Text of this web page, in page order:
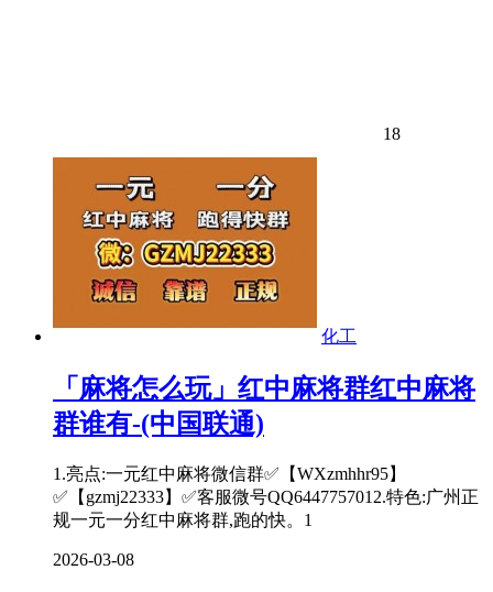
18
化工
「麻将怎么玩」红中麻将群红中麻将
群谁有-(中国联通)
1.亮点:一元红中麻将微信群✅【WXzmhhr95】
✅【gzmj22333】✅客服微号QQ6447757012.特色:广州正
规一元一分红中麻将群,跑的快。1
2026-03-08